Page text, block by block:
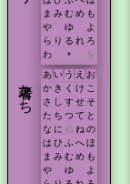
ま み む め も
や
ゆ
よ
ら り る れ ろ
わ
* を
著者たち あ い う え お
か き く け こ
さ
し す せ そ
た ち つ て と
な に ぬ ね の
は ひ ふ へ ほ
ま み む め も
や
ゆ
よ